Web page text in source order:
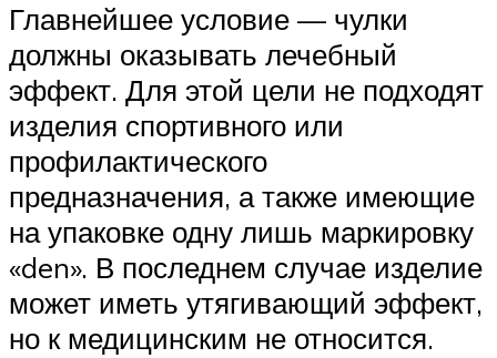
Главнейшее условие — чулки
должны оказывать лечебный
эффект. Для этой цели не подходят
изделия спортивного или
профилактического
предназначения, а также имеющие
на упаковке одну лишь маркировку
«den». В последнем случае изделие
может иметь утягивающий эффект,
но к медицинским не относится.